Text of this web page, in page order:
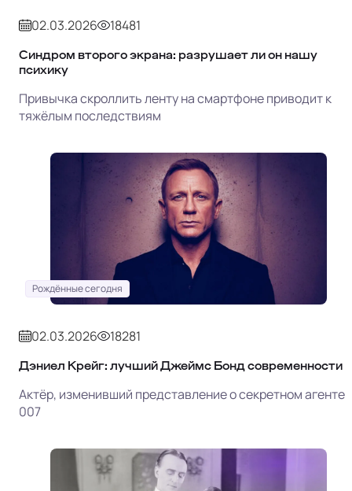
02.03.2026 18481
Синдром второго экрана: разрушает ли он нашу
психику
Привычка скроллить ленту на смартфоне приводит к
тяжёлым последствиям
Рождённые сегодня
02.03.2026 18281
Дэниел Крейг: лучший Джеймс Бонд современности
Актёр, изменивший представление о секретном агенте
007